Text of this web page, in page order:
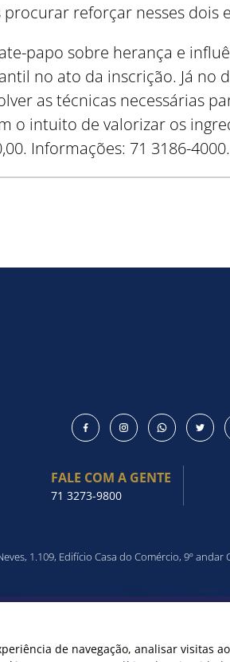
Como
reforçar nesses dois
papo sobre herança e
no ato da inscrição. Já no
as técnicas necessárias
o intuito de valorizar os
Informações: 71 3186-4000.
FALE COM A GENTE
71 3273-9800
1.109, Edifício Casa do Comércio, 9º andar
DO SITE
de navegação, analisar visitas